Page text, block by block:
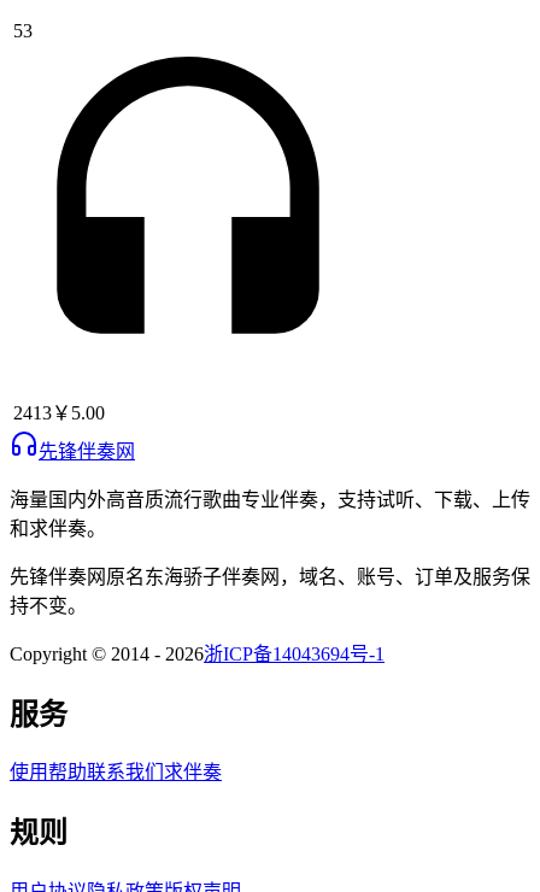
53
2413￥5.00
先锋伴奏网
海量国内外高音质流行歌曲专业伴奏，支持试听、下载、上传
和求伴奏。
先锋伴奏网 原名东海骄子伴奏网 ，域名、账号、订单及服务保
持不变。
Copyright © 2014 - 2026浙ICP备14043694号-1
服务
使用帮助联系我们 求伴奏
规则